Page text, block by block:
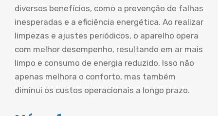
diversos benefícios, como a prevenção de falhas
inesperadas e a eficiência energética. Ao realizar
limpezas e ajustes periódicos, o aparelho opera
com melhor desempenho, resultando em ar mais
limpo e consumo de energia reduzido. Isso não
apenas melhora o conforto, mas também
diminui os custos operacionais a longo prazo.